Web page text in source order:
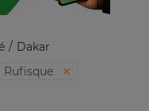
Dakar
Rufisque